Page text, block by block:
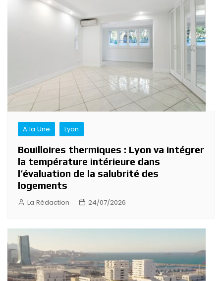
A la Une Lyon
Bouilloires thermiques : Lyon va intégrer
la température intérieure dans
l’évaluation de la salubrité des
logements
La Rédaction 24/07/2026